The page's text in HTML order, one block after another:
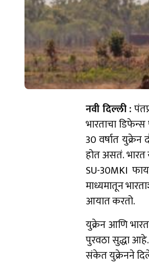
नवी दिल्ली :
भारताचा
30 वर्षात युक्रेन
होत असतं. भारत
SU-30MKI
माध्यमातून
आयात करतो.
युक्रेन आणि
पुरवठा सुद्धा
संकेत युक्रेनने